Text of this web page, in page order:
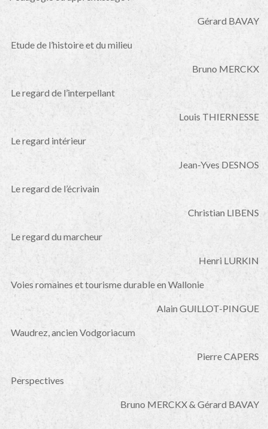
Gérard BAVAY
Etude de l’histoire et du milieu
Bruno MERCKX
Le regard de l’interpellant
Louis THIERNESSE
Le regard intérieur
Jean-Yves DESNOS
Le regard de l’écrivain
Christian LIBENS
Le regard du marcheur
Henri LURKIN
Voies romaines et tourisme durable en Wallonie
Alain GUILLOT-PINGUE
Waudrez, ancien Vodgoriacum
Pierre CAPERS
Perspectives
Bruno MERCKX & Gérard BAVAY